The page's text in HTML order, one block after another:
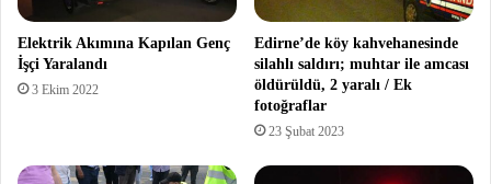
Elektrik Akımına Kapılan Genç
İşçi Yaralandı
3 Ekim 2022
Edirne’de köy kahvehanesinde
silahlı saldırı; muhtar ile amcası
öldürüldü, 2 yaralı / Ek
fotoğraflar
23 Şubat 2023